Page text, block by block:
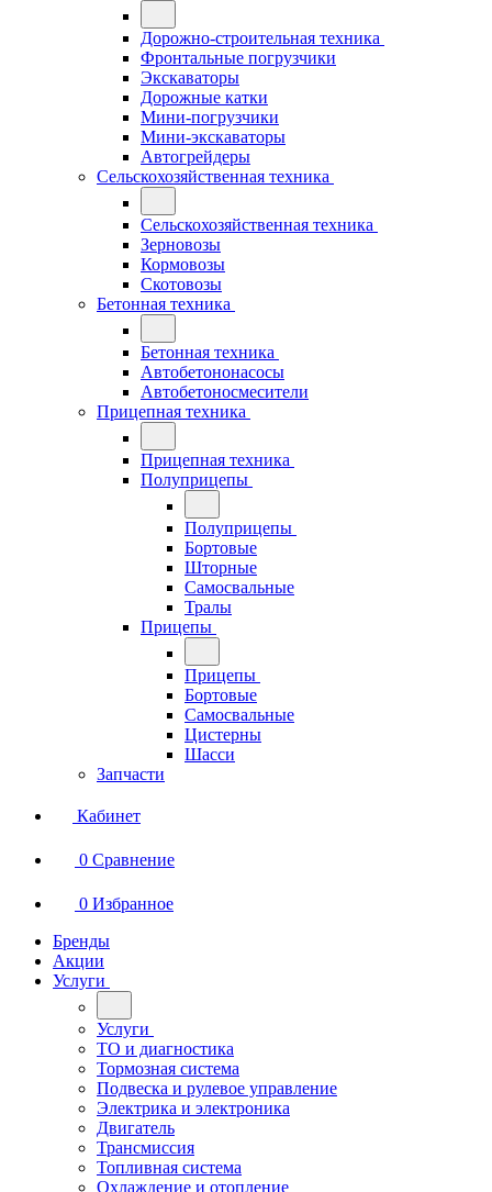
Дорожно-строительная техника
Фронтальные погрузчики
Экскаваторы
Дорожные катки
Мини-погрузчики
Мини-экскаваторы
Автогрейдеры
Сельскохозяйственная техника
Сельскохозяйственная техника
Зерновозы
Кормовозы
Скотовозы
Бетонная техника
Бетонная техника
Автобетононасосы
Автобетоносмесители
Прицепная техника
Прицепная техника
Полуприцепы
Полуприцепы
Бортовые
Шторные
Самосвальные
Тралы
Прицепы
Прицепы
Бортовые
Самосвальные
Цистерны
Шасси
Запчасти
Кабинет
0 Сравнение
0 Избранное
Бренды
Акции
Услуги
Услуги
ТО и диагностика
Тормозная система
Подвеска и рулевое управление
Электрика и электроника
Двигатель
Трансмиссия
Топливная система
Охлаждение и отопление